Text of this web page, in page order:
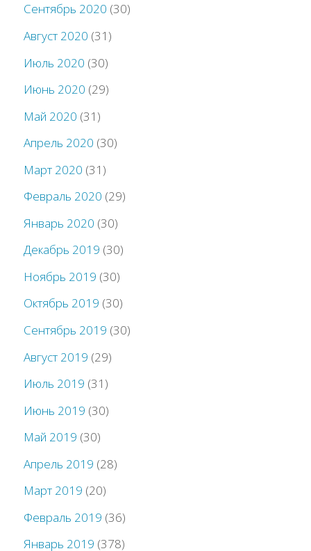
Сентябрь 2020 (30)
Август 2020 (31)
Июль 2020 (30)
Июнь 2020 (29)
Май 2020 (31)
Апрель 2020 (30)
Март 2020 (31)
Февраль 2020 (29)
Январь 2020 (30)
Декабрь 2019 (30)
Ноябрь 2019 (30)
Октябрь 2019 (30)
Сентябрь 2019 (30)
Август 2019 (29)
Июль 2019 (31)
Июнь 2019 (30)
Май 2019 (30)
Апрель 2019 (28)
Март 2019 (20)
Февраль 2019 (36)
Январь 2019 (378)